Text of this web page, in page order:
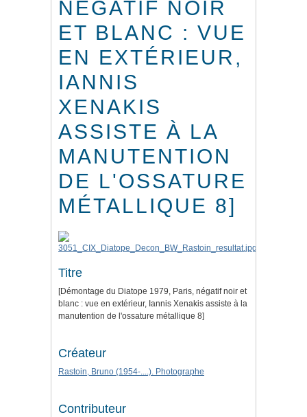
NÉGATIF NOIR
ET BLANC : VUE
EN EXTÉRIEUR,
IANNIS
XENAKIS
ASSISTE À LA
MANUTENTION
DE L'OSSATURE
MÉTALLIQUE 8]
Titre
[Démontage du Diatope 1979, Paris, négatif noir et
blanc : vue en extérieur, Iannis Xenakis assiste à la
manutention de l'ossature métallique 8]
Créateur
Rastoin, Bruno (1954-....). Photographe
Contributeur